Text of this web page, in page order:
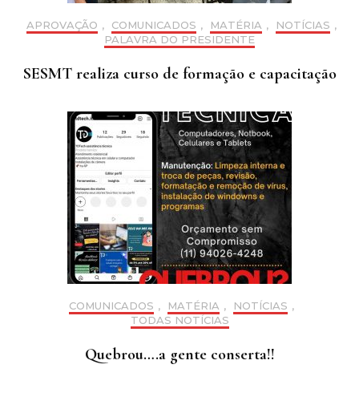
APROVAÇÃO , COMUNICADOS , MATÉRIA , NOTÍCIAS ,
PALAVRA DO PRESIDENTE
SESMT realiza curso de formação e capacitação
COMUNICADOS , MATÉRIA , NOTÍCIAS ,
TODAS NOTÍCIAS
Quebrou….a gente conserta!!